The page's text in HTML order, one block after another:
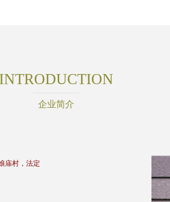
INTRODUCTION
企业简介
庙村，法定